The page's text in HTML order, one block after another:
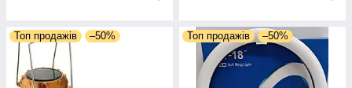
Топ продажів –50% Топ продажів –50%